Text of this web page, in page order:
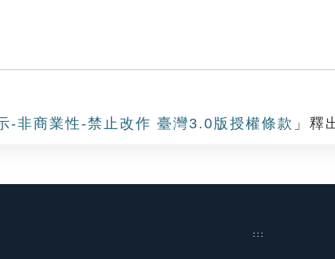
-非商業性-禁止改作 臺灣3.0版授權條款 」釋
:::